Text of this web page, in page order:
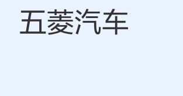
五菱汽车